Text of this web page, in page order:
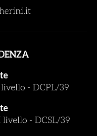
livello - DCPL/39
livello - DCSL/39